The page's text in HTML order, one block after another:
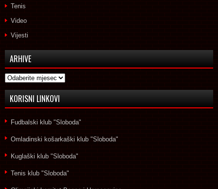
Tenis
Video
Vijesti
ARHIVE
Arhive
KORISNI LINKOVI
Fudbalski klub "Sloboda"
Omladinski košarkaški klub "Sloboda"
Kuglaški klub "Sloboda"
Tenis klub "Sloboda"